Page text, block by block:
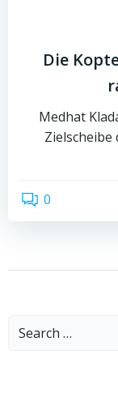
Die
Medhat
0
Search